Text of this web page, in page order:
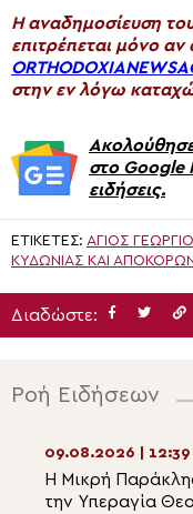
H αναδημοσίευση
επιτρέπεται μόνο
στην εν λόγω
Ακολούθησε
στο Google
ειδήσεις.
ΕΤΙΚΈΤΕΣ: ΆΓΙΟΣ
ΚΥΔΩΝΊΑΣ ΚΑΙ
Διαδώστε:
Ροή Ειδήσεων
09.08.2026 | 12:39
Η Μικρή
την Υπεραγία